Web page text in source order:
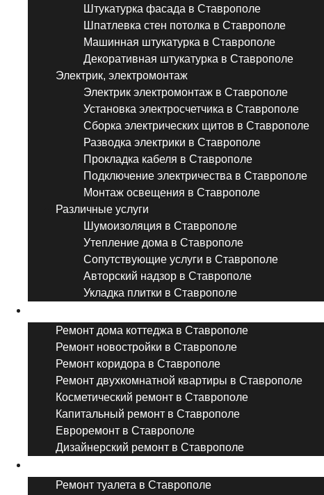
Штукатурка фасада в Ставрополе
Шпатлевка стен потолка в Ставрополе
Машинная штукатурка в Ставрополе
Декоративная штукатурка в Ставрополе
Электрик, электромонтаж
Электрик электромонтаж в Ставрополе
Установка электросчетчика в Ставрополе
Сборка электрических щитов в Ставрополе
Разводка электрики в Ставрополе
Прокладка кабеля в Ставрополе
Подключение электричества в Ставрополе
Монтаж освещения в Ставрополе
Различные услуги
Шумоизоляция в Ставрополе
Утепление дома в Ставрополе
Сопутствующие услуги в Ставрополе
Авторский надзор в Ставрополе
Укладка плитки в Ставрополе
Ремонт дома коттеджа в Ставрополе
Ремонт новостройки в Ставрополе
Ремонт коридора в Ставрополе
Ремонт двухкомнатной квартиры в Ставрополе
Косметический ремонт в Ставрополе
Капитальный ремонт в Ставрополе
Евроремонт в Ставрополе
Дизайнерский ремонт в Ставрополе
Ремонт туалета в Ставрополе